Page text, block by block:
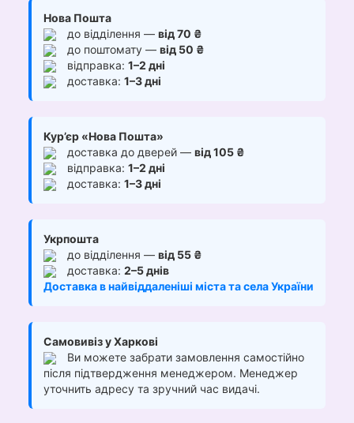
Нова Пошта
до відділення — від 70 ₴
до поштомату — від 50 ₴
відправка: 1–2 дні
доставка: 1–3 дні
Кур’єр «Нова Пошта»
доставка до дверей — від 105 ₴
відправка: 1–2 дні
доставка: 1–3 дні
Укрпошта
до відділення — від 55 ₴
доставка: 2–5 днів
Доставка в найвіддаленіші міста та села України
Самовивіз у Харкові
Ви можете забрати замовлення самостійно
після підтвердження менеджером. Менеджер
уточнить адресу та зручний час видачі.